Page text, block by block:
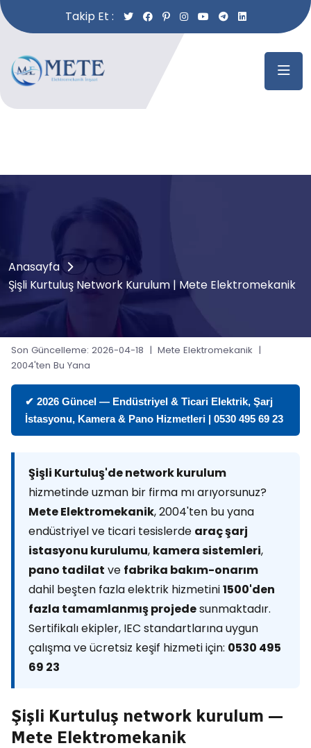
Takip Et :
Anasayfa
Şişli Kurtuluş Network Kurulum | Mete Elektromekanik
Son Güncelleme: 2026-04-18 | Mete Elektromekanik |
2004'ten Bu Yana
✔ 2026 Güncel — Endüstriyel & Ticari Elektrik, Şarj
İstasyonu, Kamera & Pano Hizmetleri | 0530 495 69 23
Şişli Kurtuluş'de network kurulum
hizmetinde uzman bir firma mı arıyorsunuz?
Mete Elektromekanik, 2004'ten bu yana
endüstriyel ve ticari tesislerde araç şarj
istasyonu kurulumu, kamera sistemleri,
pano tadilat ve fabrika bakım-onarım
dahil beşten fazla elektrik hizmetini1500'den
fazla tamamlanmış projedesunmaktadır.
Sertifikalı ekipler, IEC standartlarına uygun
çalışma ve ücretsiz keşif hizmeti için: 0530 495
69 23
Şişli Kurtuluş network kurulum —
Mete Elektromekanik